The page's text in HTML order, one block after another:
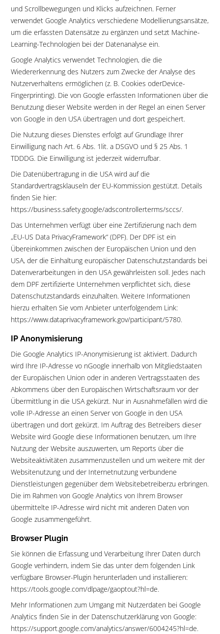
und Scrollbewegungen und Klicks aufzeichnen. Ferner
verwendet Google Analytics verschiedene Modellierungsansätze,
um die erfassten Datensätze zu ergänzen und setzt Machine-
Learning-Technologien bei der Datenanalyse ein.
Google Analytics verwendet Technologien, die die
Wiedererkennung des Nutzers zum Zwecke der Analyse des
Nutzerverhaltens ermöglichen (z. B. Cookies oderDevice-
Fingerprinting). Die von Google erfassten Informationen über die
Benutzung dieser Website werden in der Regel an einen Server
von Google in den USA übertragen und dort gespeichert.
Die Nutzung dieses Dienstes erfolgt auf Grundlage Ihrer
Einwilligung nach Art. 6 Abs. 1lit. a DSGVO und § 25 Abs. 1
TDDDG. Die Einwilligung ist jederzeit widerrufbar.
Die Datenübertragung in die USA wird auf die
Standardvertragsklauseln der EU-Kommission gestützt. Details
finden Sie hier:
https://business.safety.google/adscontrollerterms/sccs/.
Das Unternehmen verfügt über eine Zertifizierung nach dem
„EU-US Data PrivacyFramework“ (DPF). Der DPF ist ein
Übereinkommen zwischen der Europäischen Union und den
USA, der die Einhaltung europäischer Datenschutzstandards bei
Datenverarbeitungen in den USA gewährleisten soll. Jedes nach
dem DPF zertifizierte Unternehmen verpflichtet sich, diese
Datenschutzstandards einzuhalten. Weitere Informationen
hierzu erhalten Sie vom Anbieter unterfolgendem Link:
https://www.dataprivacyframework.gov/participant/5780.
IP Anonymisierung
Die Google Analytics IP-Anonymisierung ist aktiviert. Dadurch
wird Ihre IP-Adresse vo nGoogle innerhalb von Mitgliedstaaten
der Europäischen Union oder in anderen Vertragsstaaten des
Abkommens über den Europäischen Wirtschaftsraum vor der
Übermittlung in die USA gekürzt. Nur in Ausnahmefällen wird die
volle IP-Adresse an einen Server von Google in den USA
übertragen und dort gekürzt. Im Auftrag des Betreibers dieser
Website wird Google diese Informationen benutzen, um Ihre
Nutzung der Website auszuwerten, um Reports über die
Websiteaktivitäten zusammenzustellen und um weitere mit der
Websitenutzung und der Internetnutzung verbundene
Dienstleistungen gegenüber dem Websitebetreiberzu erbringen.
Die im Rahmen von Google Analytics von Ihrem Browser
übermittelte IP-Adresse wird nicht mit anderen Daten von
Google zusammengeführt.
Browser Plugin
Sie können die Erfassung und Verarbeitung Ihrer Daten durch
Google verhindern, indem Sie das unter dem folgenden Link
verfügbare Browser-Plugin herunterladen und installieren:
https://tools.google.com/dlpage/gaoptout?hl=de.
Mehr Informationen zum Umgang mit Nutzerdaten bei Google
Analytics finden Sie in der Datenschutzerklärung von Google:
https://support.google.com/analytics/answer/6004245?hl=de.